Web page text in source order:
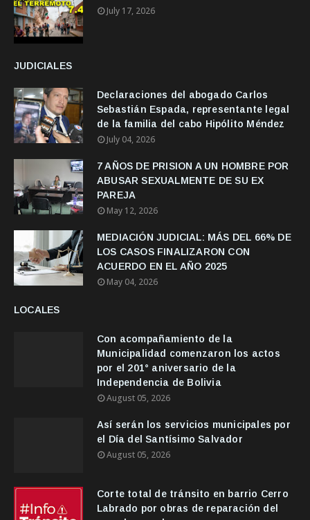
July 17, 2026
JUDICIALES
Declaraciones del abogado Carlos
Sebastián Espada, representante legal
de la familia del cabo Hipólito Méndez
July 04, 2026
7 AÑOS DE PRISION A UN HOMBRE POR
ABUSAR SEXUALMENTE DE SU EX
PAREJA
May 12, 2026
MEDIACIÓN JUDICIAL: MÁS DEL 66% DE
LOS CASOS FINALIZARON CON
ACUERDO EN EL AÑO 2025
May 04, 2026
LOCALES
Con acompañamiento de la
Municipalidad comenzaron los actos
por el 201° aniversario de la
Independencia de Bolivia
August 05, 2026
Así serán los servicios municipales por
el Día del Santísimo Salvador
August 05, 2026
Corte total de tránsito en barrio Cerro
Labrado por obras de reparación del